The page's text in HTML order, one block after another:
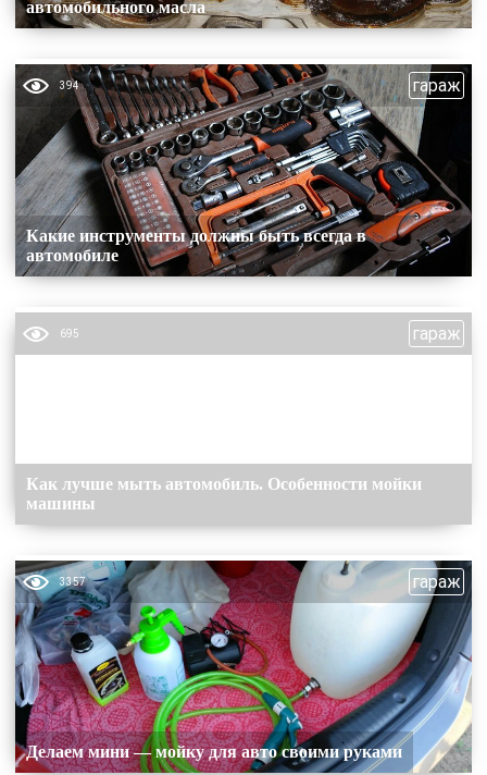
автомобильного масла
394 гараж
Какие инструменты должны быть всегда в
автомобиле
695 гараж
Как лучше мыть автомобиль. Особенности мойки
машины
3357 гараж
Делаем мини — мойку для авто своими руками